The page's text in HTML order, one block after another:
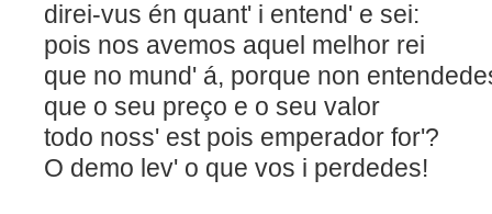
direi-vus én quant' i entend' e sei:
pois nos avemos aquel
que no mund' á, porque non
que o seu preço e o seu valor
todo noss' est pois emperador for'?
O demo lev' o que vos i perdedes!